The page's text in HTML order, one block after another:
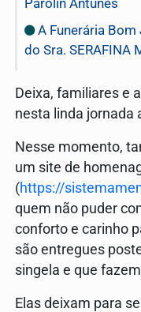
A Funerária
do Sra. SERAFINA
Deixa, familiares e
nesta linda jornada
Nesse momento,
um site de
(https://
quem não puder
conforto e carinho
são entregues
singela e que
Elas deixam para